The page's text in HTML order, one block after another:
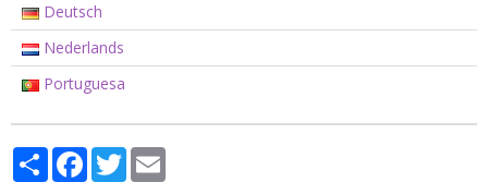
Deutsch
Nederlands
Portuguesa
PartagerFacebook
Twitter